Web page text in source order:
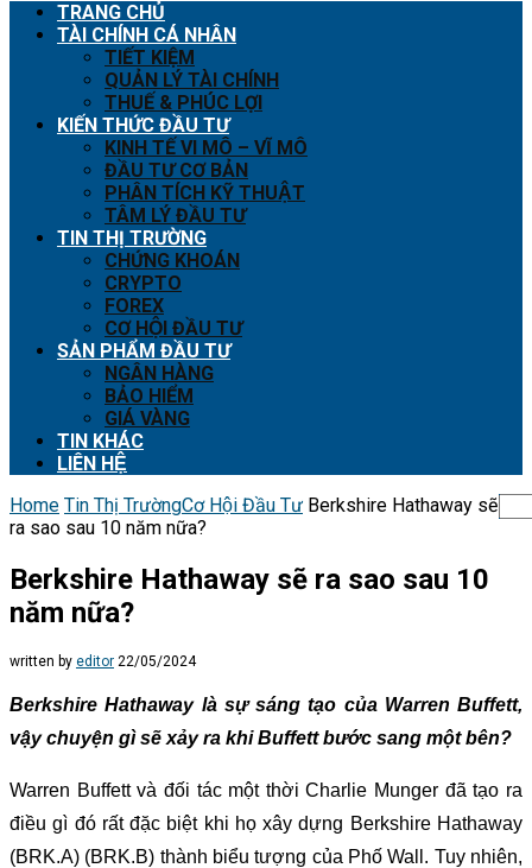
TRANG CHỦ
TÀI CHÍNH CÁ NHÂN
TIẾT KIỆM
QUẢN LÝ TÀI CHÍNH
THUẾ & PHÚC LỢI
KIẾN THỨC ĐẦU TƯ
KINH TẾ VI MÔ – VĨ MÔ
ĐẦU TƯ CƠ BẢN
PHÂN TÍCH KỸ THUẬT
TÂM LÝ ĐẦU TƯ
TIN THỊ TRƯỜNG
CHỨNG KHOÁN
CRYPTO
FOREX
CƠ HỘI ĐẦU TƯ
SẢN PHẨM ĐẦU TƯ
NGÂN HÀNG
BẢO HIỂM
GIÁ VÀNG
TIN KHÁC
LIÊN HỆ
Home Tin Thị TrườngCơ Hội Đầu Tư Berkshire Hathaway sẽ
ra sao sau 10 năm nữa?
Berkshire Hathaway sẽ ra sao sau 10
năm nữa?
written by editor 22/05/2024
Berkshire Hathaway là sự sáng tạo của Warren Buffett,
vậy chuyện gì sẽ xảy ra khi Buffett bước sang một bên?
Warren Buffett và đối tác một thời Charlie Munger đã tạo ra
điều gì đó rất đặc biệt khi họ xây dựng Berkshire Hathaway
(BRK.A) (BRK.B) thành biểu tượng của Phố Wall. Tuy nhiên,